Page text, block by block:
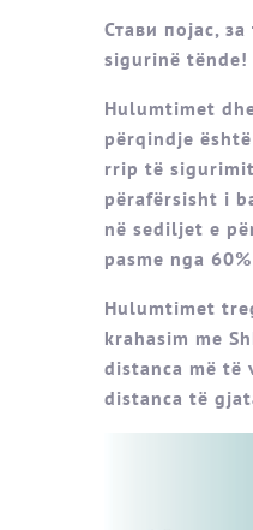
Стави појас,
sigurinë tënde!
Hulumtimet
përqindje
rrip të
përafërsisht i
në sediljet e
pasme nga
Hulumtimet
krahasim me
distanca më të
distanca të